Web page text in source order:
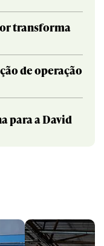
transforma
de operação
para a David